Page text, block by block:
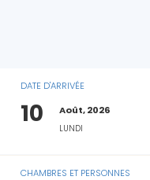
DATE D'ARRIVÉE
10 Août, 2026
LUNDI
CHAMBRES ET PERSONNES